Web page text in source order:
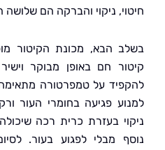
ניקוי והברקה הם שלושה השלבים
הבא, מכונת הקיטור מופעלת,
חם באופן מבוקר וישיר
על טמפרטורה מתאימה ועל
פגיעה בחומרי העור ורקמתם.
בעזרת כרית רכה שיכולה לעזור
מבלי לפגוע בעור. לסיום,